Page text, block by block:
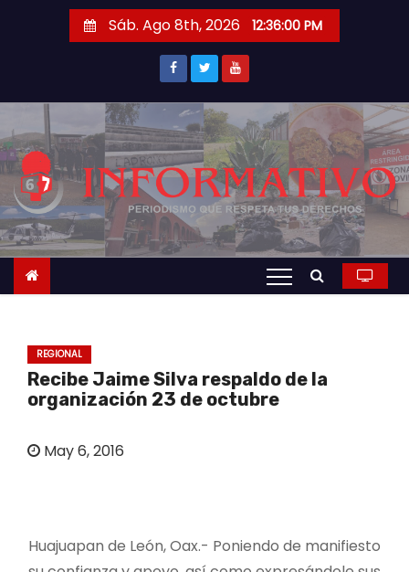
r
a
c
o
t
Sáb. Ago 8th, 2026 12:36:01 PM
REGIONAL
Recibe Jaime Silva respaldo de la
organización 23 de octubre
May 6, 2016
Huajuapan de León, Oax.- Poniendo de manifiesto